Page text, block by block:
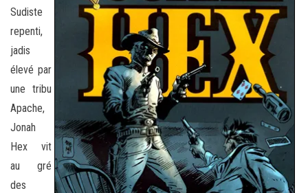
Sudiste
repenti,
jadis
élevé par
une tribu
Apache,
Jonah
Hex vit
au gré
des